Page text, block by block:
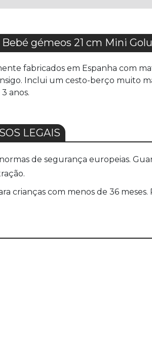
DESEJOS
DESEJOS
gémeos 21 cm Mini
fabricados em Espanha com
Inclui um cesto-berço muito
anos.
LEGAIS
de segurança europeias.
crianças com menos de 36